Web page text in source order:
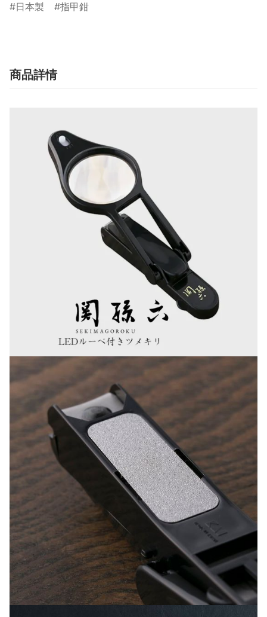
日本製 指甲鉗
商品詳情